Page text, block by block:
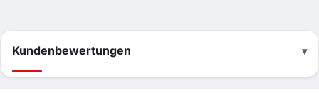
Kundenbewertungen